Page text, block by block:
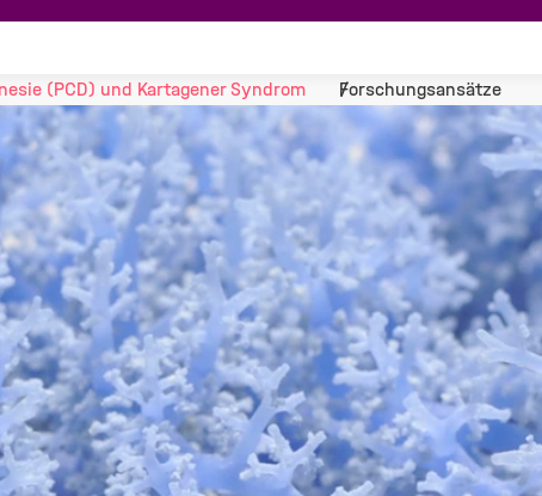
(PCD) und Kartagener Syndrom Forschungsansätze